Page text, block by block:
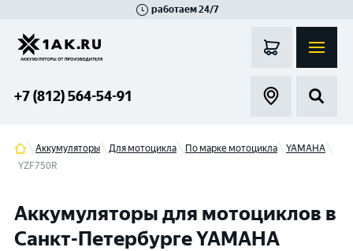
работаем 24/7
+7 (812) 564-54-91
Аккумуляторы Для мотоцикла По марке мотоцикла
YAMAHA
YZF750R
Аккумуляторы для мотоциклов в
Санкт-Петербурге YAMAHA
Гатчина